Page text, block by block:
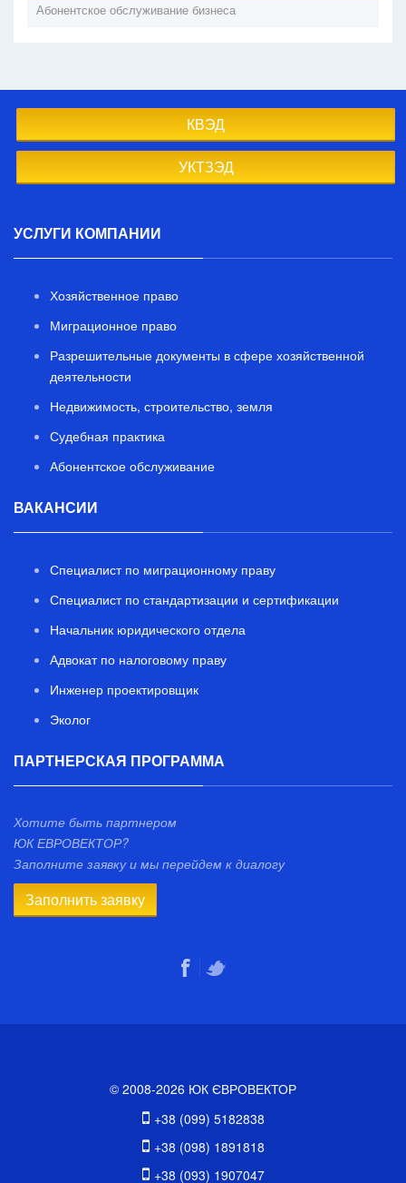
Абонентское обслуживание бизнеса
КВЭД
УКТЗЭД
УСЛУГИ КОМПАНИИ
Хозяйственное право
Миграционное право
Разрешительные документы в сфере хозяйственной
деятельности
Недвижимость, строительство, земля
Судебная практика
Абонентское обслуживание
ВАКАНСИИ
Специалист по миграционному праву
Специалист по стандартизации и сертификации
Начальник юридического отдела
Адвокат по налоговому праву
Инженер проектировщик
Эколог
ПАРТНЕРСКАЯ ПРОГРАММА
Хотите быть партнером
ЮК ЕВРОВЕКТОР?
Заполните заявку и мы перейдем к диалогу
Заполнить заявку
© 2008-2026 ЮК ЄВРОВЕКТОР
+38 (099) 5182838
+38 (098) 1891818
+38 (093) 1907047